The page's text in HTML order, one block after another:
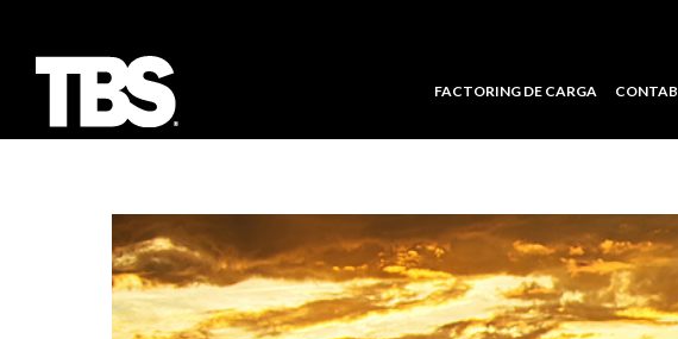
FACTORING DE CARGA